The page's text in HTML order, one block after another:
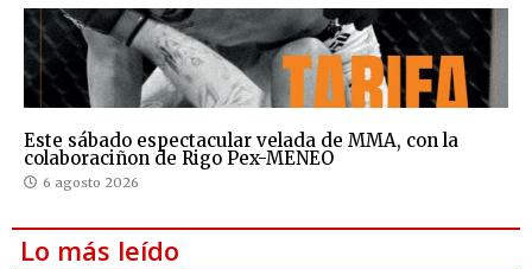
Este sábado espectacular velada de MMA, con la
colaboraciñon de Rigo Pex-MENEO
6 agosto 2026
Lo más leído